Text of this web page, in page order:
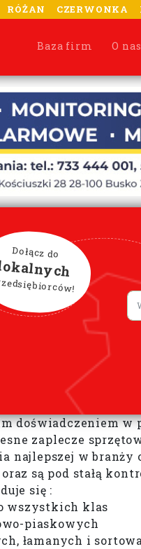
RÓŻAN CZERWONKA
Baza firm O nas
Dołącz do
doświadczeniem w
zaplecze
najlepszej w
są pod stałą
się :
wszystkich klas
piaskowych
łamanych i